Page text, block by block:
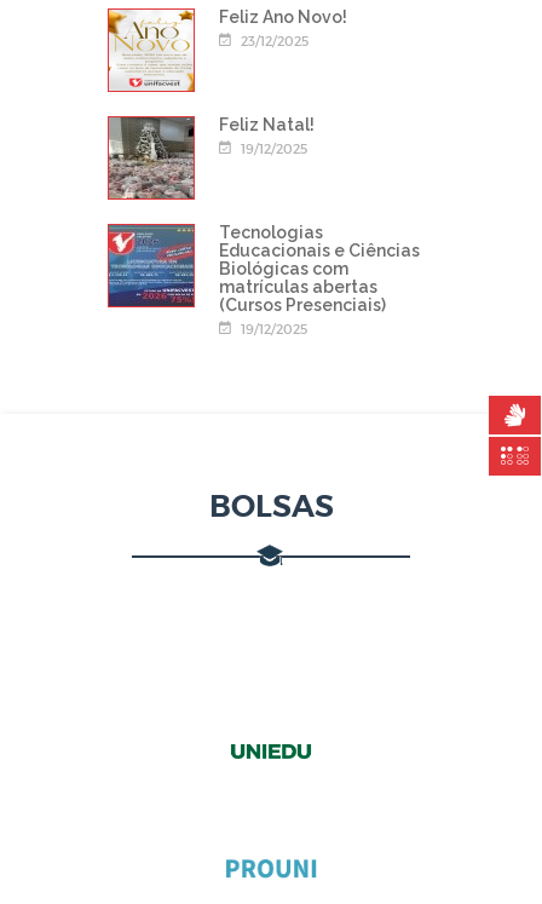
Feliz Ano Novo!
23/12/2025
Feliz Natal!
19/12/2025
Tecnologias
Educacionais e Ciências
Biológicas com
matrículas abertas
(Cursos Presenciais)
19/12/2025
BOLSAS